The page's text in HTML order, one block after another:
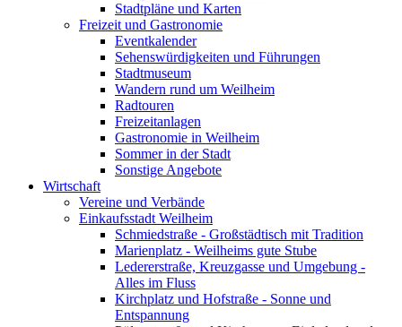
Stadtpläne und Karten
Freizeit und Gastronomie
Eventkalender
Sehenswürdigkeiten und Führungen
Stadtmuseum
Wandern rund um Weilheim
Radtouren
Freizeitanlagen
Gastronomie in Weilheim
Sommer in der Stadt
Sonstige Angebote
Wirtschaft
Vereine und Verbände
Einkaufsstadt Weilheim
Schmiedstraße - Großstädtisch mit Tradition
Marienplatz - Weilheims gute Stube
Ledererstraße, Kreuzgasse und Umgebung -
Alles im Fluss
Kirchplatz und Hofstraße - Sonne und
Entspannung